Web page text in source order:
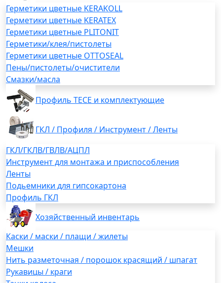
Герметики цветные KERAKOLL
Герметики цветные KERATEX
Герметики цветные PLITONIT
Герметики/клея/пистолеты
Герметики цветные OTTOSEAL
Пены/пистолеты/очистители
Смазки/масла
Профиль TECE и комплектующие
ГКЛ / Профиля / Инструмент / Ленты
ГКЛ/ГКЛВ/ГВЛВ/АЦПЛ
Инструмент для монтажа и приспособления
Ленты
Подьемники для гипсокартона
Профиль ГКЛ
Хозяйственный инвентарь
Каски / маски / плащи / жилеты
Мешки
Нить разметочная / порошок красящий / шпагат
Рукавицы / краги